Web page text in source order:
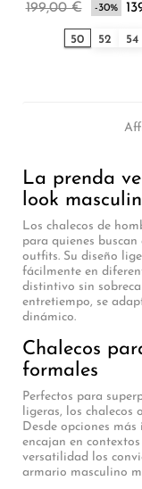
199,00 € -30%
50 52 54
La prenda
look
Los chalecos de
para quienes
outfits. Su diseño
fácilmente en
distintivo sin
entretiempo, se
dinámico.
Chalecos
formales
Perfectos para
ligeras, los
Desde opciones
encajan en
versatilidad los
armario masculino